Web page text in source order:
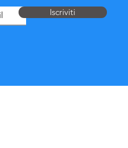
Iscriviti